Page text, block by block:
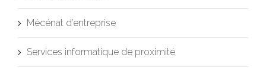
Mécénat d’entreprise
Services informatique de proximité